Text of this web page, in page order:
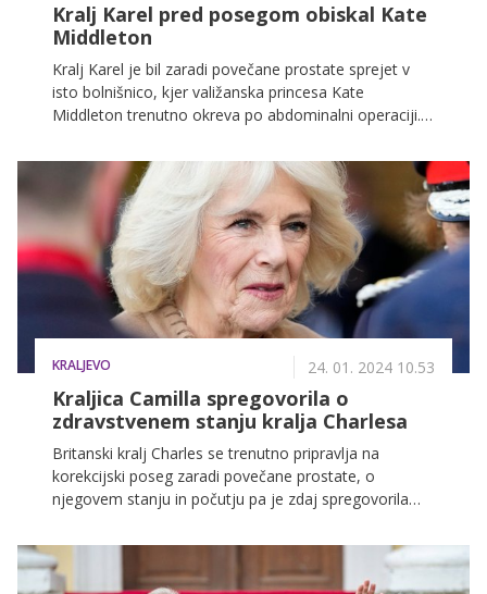
Kralj Karel pred posegom obiskal Kate
Middleton
Kralj Karel je bil zaradi povečane prostate sprejet v
isto bolnišnico, kjer valižanska princesa Kate
Middleton trenutno okreva po abdominalni operaciji.
zdaj pa ji je družbo delal kralj Karel.
KRALJEVO 24. 01. 2024 10.53
Kraljica Camilla spregovorila o
zdravstvenem stanju kralja Charlesa
Britanski kralj Charles se trenutno pripravlja na
korekcijski poseg zaradi povečane prostate, o
njegovem stanju in počutju pa je zdaj spregovorila